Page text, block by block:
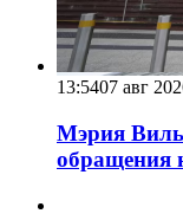
13:5407 авг
Мэрия
обращения